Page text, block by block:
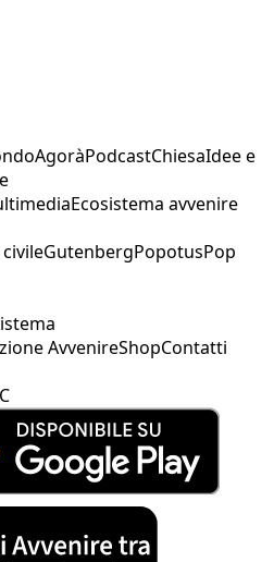
AgoràPodcastChiesaIdee e
Ecosistema avvenire
GutenbergPopotusPop
AvvenireShopContatti